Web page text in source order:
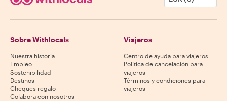
Sobre Withlocals
Nuestra historia
Empleo
Sostenibilidad
Destinos
Cheques regalo
Colabora con nosotros
Viajeros
Centro de ayuda para viajeros
Política de cancelación para
viajeros
Términos y condiciones para
viajeros